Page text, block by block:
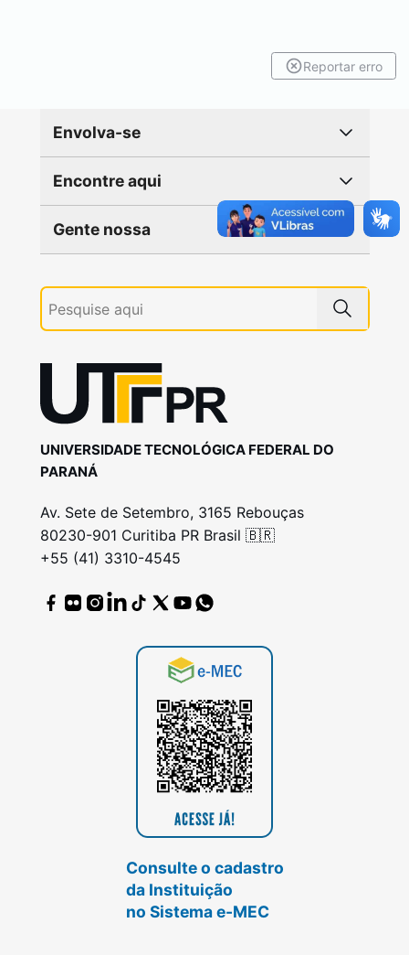
Reportar erro
Envolva-se
Encontre aqui
Gente nossa
UNIVERSIDADE TECNOLÓGICA FEDERAL DO
PARANÁ
Av. Sete de Setembro, 3165 Rebouças
80230-901 Curitiba PR Brasil 🇧🇷
+55 (41) 3310-4545
Consulte o cadastro
da Instituição
no Sistema e-MEC